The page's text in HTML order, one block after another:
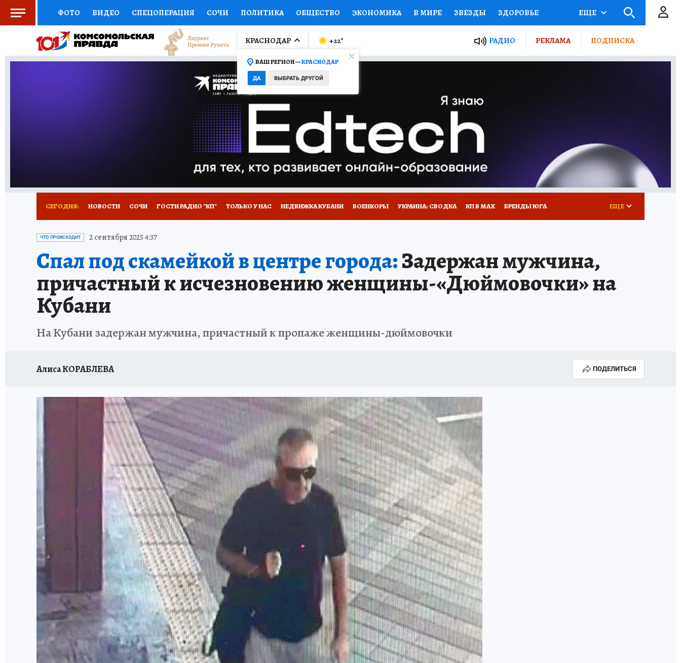
ФОТО ВИДЕО СПЕЦОПЕРАЦИЯ СОЧИ ПОЛИТИКА ОБЩЕСТВО ЭКОНОМИКА В МИРЕ ЗВЕЗДЫ ЗДОРОВЬЕ
СОЦПОДДЕРЖКА НАУКА СПОРТ КОЛУМНИСТЫ ПРОИСШЕСТВИЯ НАЦИОНАЛЬНЫЕ ПРОЕКТЫ РОССИИ
ВЫБОР ЭКСПЕРТОВ ДОКТОР ФИНАНСЫ ОТКРЫВАЕМ МИР Я ЗНАЮ СЕМЬЯ ЖЕНСКИЕ СЕКРЕТЫ ПУТЕВОДИТЕЛЬ
ПРОГНОЗЫ НА СПОРТ ПРОМОКОДЫ СЕРИАЛЫ
ТЕЛЕВИЗОР КОЛЛЕКЦИИ КОНКУРСЫ ГИД ПОТРЕБИТЕЛЯ
НОВОЕ НА САЙТЕ
ЕЩЕ
КРАСНОДАР
ВАШ РЕГИОН —КРАСНОДАР
ДА ВЫБРАТЬ ДРУГОЙ
+22° РАДИО РЕКЛАМА ПОДПИСКА
СЕГОДНЯ: НОВОСТИ СОЧИ ГОСТИ РАДИО "КП" ТОЛЬКО У НАС НЕДВИЖКА КУБАНИ ВОЕНКОРЫ УКРАИНА: СВОДКА КП В МАХ БРЕНДЫ ЮГА
ОТДЫХ В РОССИИ ЗДОРОВЬЕ КУБАНИ
ЕЩЕ
ЧТО ПРОИСХОДИТ 2 сентября 2025 4:37
Спал под скамейкой в центре города:Задержан мужчина,
причастный к исчезновению женщины-«Дюймовочки» на
Кубани
На Кубани задержан мужчина, причастный к пропаже женщины-дюймовочки
Алиса КОРАБЛЕВА ПОДЕЛИТЬСЯ